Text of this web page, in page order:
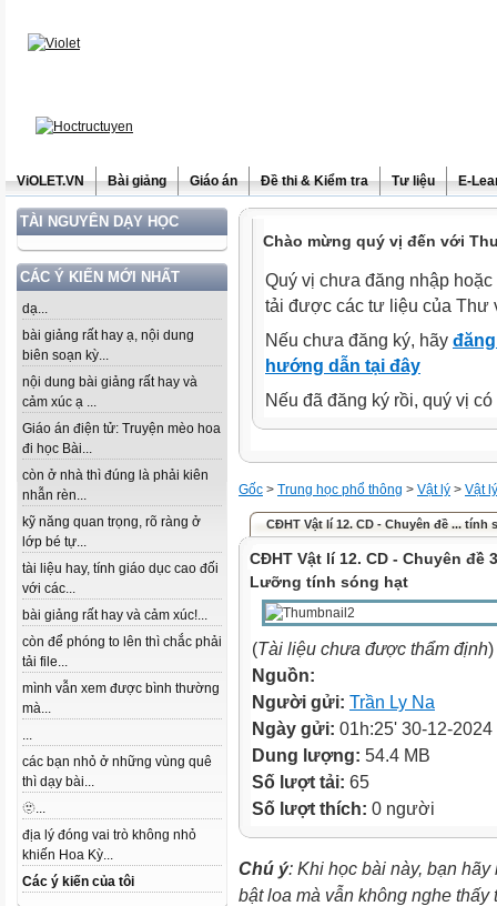
ViOLET.VN Bài giảng Giáo án Đề thi & Kiểm tra Tư liệu E-
TÀI NGUYÊN DẠY HỌC
CÁC Ý KIẾN MỚI NHẤT
dạ...
bài giảng rất hay ạ, nội dung
biên soạn kỳ...
nội dung bài giảng rất hay và
cảm xúc ạ ...
Giáo án điện tử: Truyện mèo hoa
đi học Bài...
còn ở nhà thì đúng là phải kiên
nhẫn rèn...
kỹ năng quan trọng, rõ ràng ở
lớp bé tự...
tài liệu hay, tính giáo dục cao đối
với các...
bài giảng rất hay và cảm xúc!...
còn để phóng to lên thì chắc phải
tải file...
mình vẫn xem được bình thường
mà...
...
các bạn nhỏ ở những vùng quê
thì dạy bài...
🫥...
địa lý đóng vai trò không nhỏ
khiến Hoa Kỳ...
Các ý kiến của tôi
Chào mừng quý vị đến với
Quý vị chưa đăng nhập
tải được các tư liệu của Thư
Nếu chưa đăng ký, hãy
hướng dẫn tại đây
Nếu đã đăng ký rồi, quý vị
Gốc > Trung học phổ thông > Vật lý > Vật
CĐHT Vật lí 12. CD - Chuyên đề ... tính
CĐHT Vật lí 12. CD - Chuyên đề
Lưỡng tính sóng hạt
(Tài liệu chưa được thẩm định)
Nguồn:
Người gửi: Trần Ly Na
Ngày gửi: 01h:25' 30-12-2024
Dung lượng: 54.4 MB
Số lượt tải: 65
Số lượt thích: 0 người
Chú ý: Khi học bài này, bạn
bật loa mà vẫn không nghe